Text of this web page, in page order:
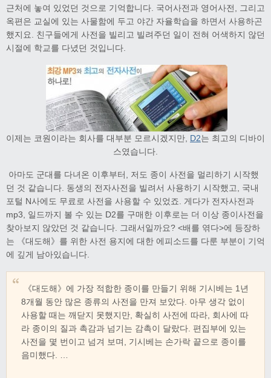
근처에 놓여 있었던 것으로 기억합니다. 국어사전과 영어사전, 그리고
옥편은 교실에 있는 사물함에 두고 야간 자율학습을 하면서 사용하곤
했지요. 친구들에게 사전을 빌리고 빌려주던 일이 전혀 어색하지 않던
시절에 학교를 다녔던 것입니다.
이제는 코원이라는 회사를 대부분 모르시겠지만, D2는 최고의 디바이
스였습니다.
아마도 군대를 다녀온 이후부터, 저도 종이 사전을 멀리하기 시작했
던 것 같습니다. 동생의 전자사전을 빌려서 사용하기 시작했고, 국내
포털 N사에도 무료로 사전을 사용할 수 있었죠. 게다가 전자사전과
mp3, 일드까지 볼 수 있는 D2를 구매한 이후로는 더 이상 종이사전을
찾아보지 않았던 것 같습니다. 그래서일까요? <배를 엮다>에 등장하
는 《대도해》를 위한 사전 용지에 대한 에피소드를 다룬 부분이 기억
에 깊게 남아있습니다.
《대도해》에 가장 적합한 종이를 만들기 위해 기시베는 1년
8개월 동안 많은 종류의 사전을 만져 보았다. 아무 생각 없이
사용할 때는 깨닫지 못했지만, 확실히 사전에 따라, 회사에 따
라 종이의 질과 촉감과 넘기는 감촉이 달랐다. 편집부에 있는
사전을 몇 번이고 넘겨 보며, 기시베는 손가락 끝으로 종이를
음미했다. …